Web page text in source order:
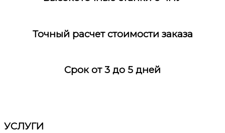
Точный расчет стоимости заказа
Срок от 3 до 5 дней
УСЛУГИ